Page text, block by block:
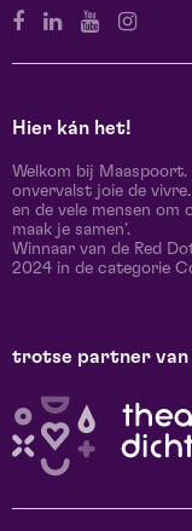
Hier kán het!
Welkom bij
onvervalst joie de
en de vele mensen om
maak je samen’.
Winnaar van de Red
2024 in de categorie
trotse partner van